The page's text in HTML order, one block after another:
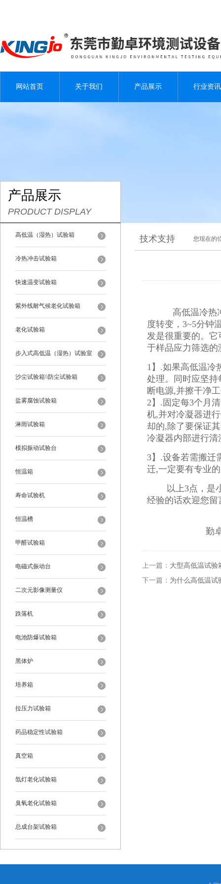
网站首页 关于我们 产品展示 行业资讯
产品展示
PRODUCT DISPLAY
高低温（湿热）试验箱
冷热冲击试验箱
快速温变试验箱
紫外线耐气候老化试验箱
老化试验箱
步入式高低温（湿热）试验室
沙尘试验箱\\防尘试验箱
盐雾腐蚀试验箱
淋雨试验箱
模拟振动试验台
恒温箱
寿命试验机
恒温槽
甲醛试验箱
电磁式振动台
二次元影像测量仪
跌落机
电池防爆试验箱
黑体炉
培养箱
拉压力试验箱
药品稳定性试验箱
真空箱
氙灯老化试验箱
臭氧老化试验箱
总成台架试验箱
技术支持 您现在的
高低温冷热
度转变，3~5分钟
发是很重要的。
于样品应力筛选的
1】.如果高低温冷
处理。同时应坚
断电源,并擦干净
2】.固定每3个月
机,并对冷凝器进
却的,除了要保证
冷凝器内部进行
3】.设备若需搬迁
迁,一定要有专业
以上3点，是小
经验的话欢迎您留
勤卓
上一篇： 大型高低温试验
下一篇： 为什么高低温试